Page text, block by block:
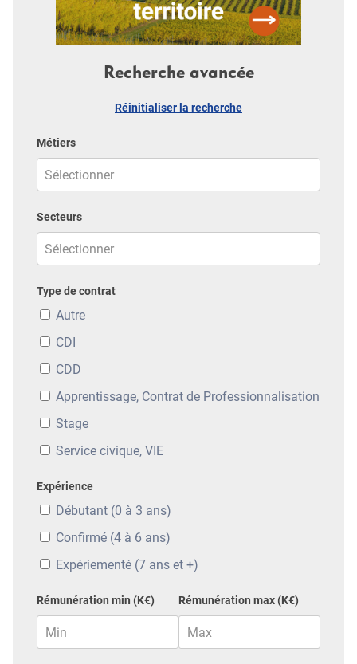
Recherche avancée
Réinitialiser la recherche
Métiers
Secteurs
Type de contrat
Autre
CDI
CDD
Apprentissage, Contrat de Professionnalisation
Stage
Service civique, VIE
Expérience
Débutant (0 à 3 ans)
Confirmé (4 à 6 ans)
Expériementé (7 ans et +)
Rémunération min (K€) Rémunération max (K€)